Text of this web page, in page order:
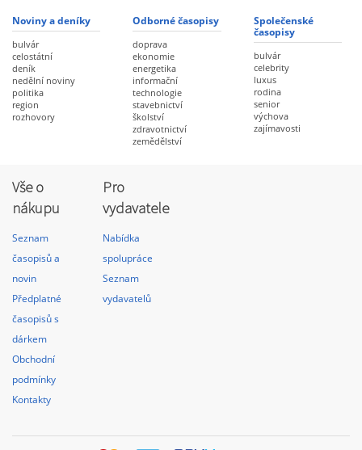
Noviny a deníky
bulvár
celostátní
deník
nedělní noviny
politika
region
rozhovory
Odborné časopisy
doprava
ekonomie
energetika
informační
technologie
stavebnictví
školství
zdravotnictví
zemědělství
Společenské
časopisy
bulvár
celebrity
luxus
rodina
senior
výchova
zajímavosti
Vše o
nákupu
Seznam
časopisů a
novin
Předplatné
časopisů s
dárkem
Obchodní
podmínky
Kontakty
Pro
vydavatele
Nabídka
spolupráce
Seznam
vydavatelů